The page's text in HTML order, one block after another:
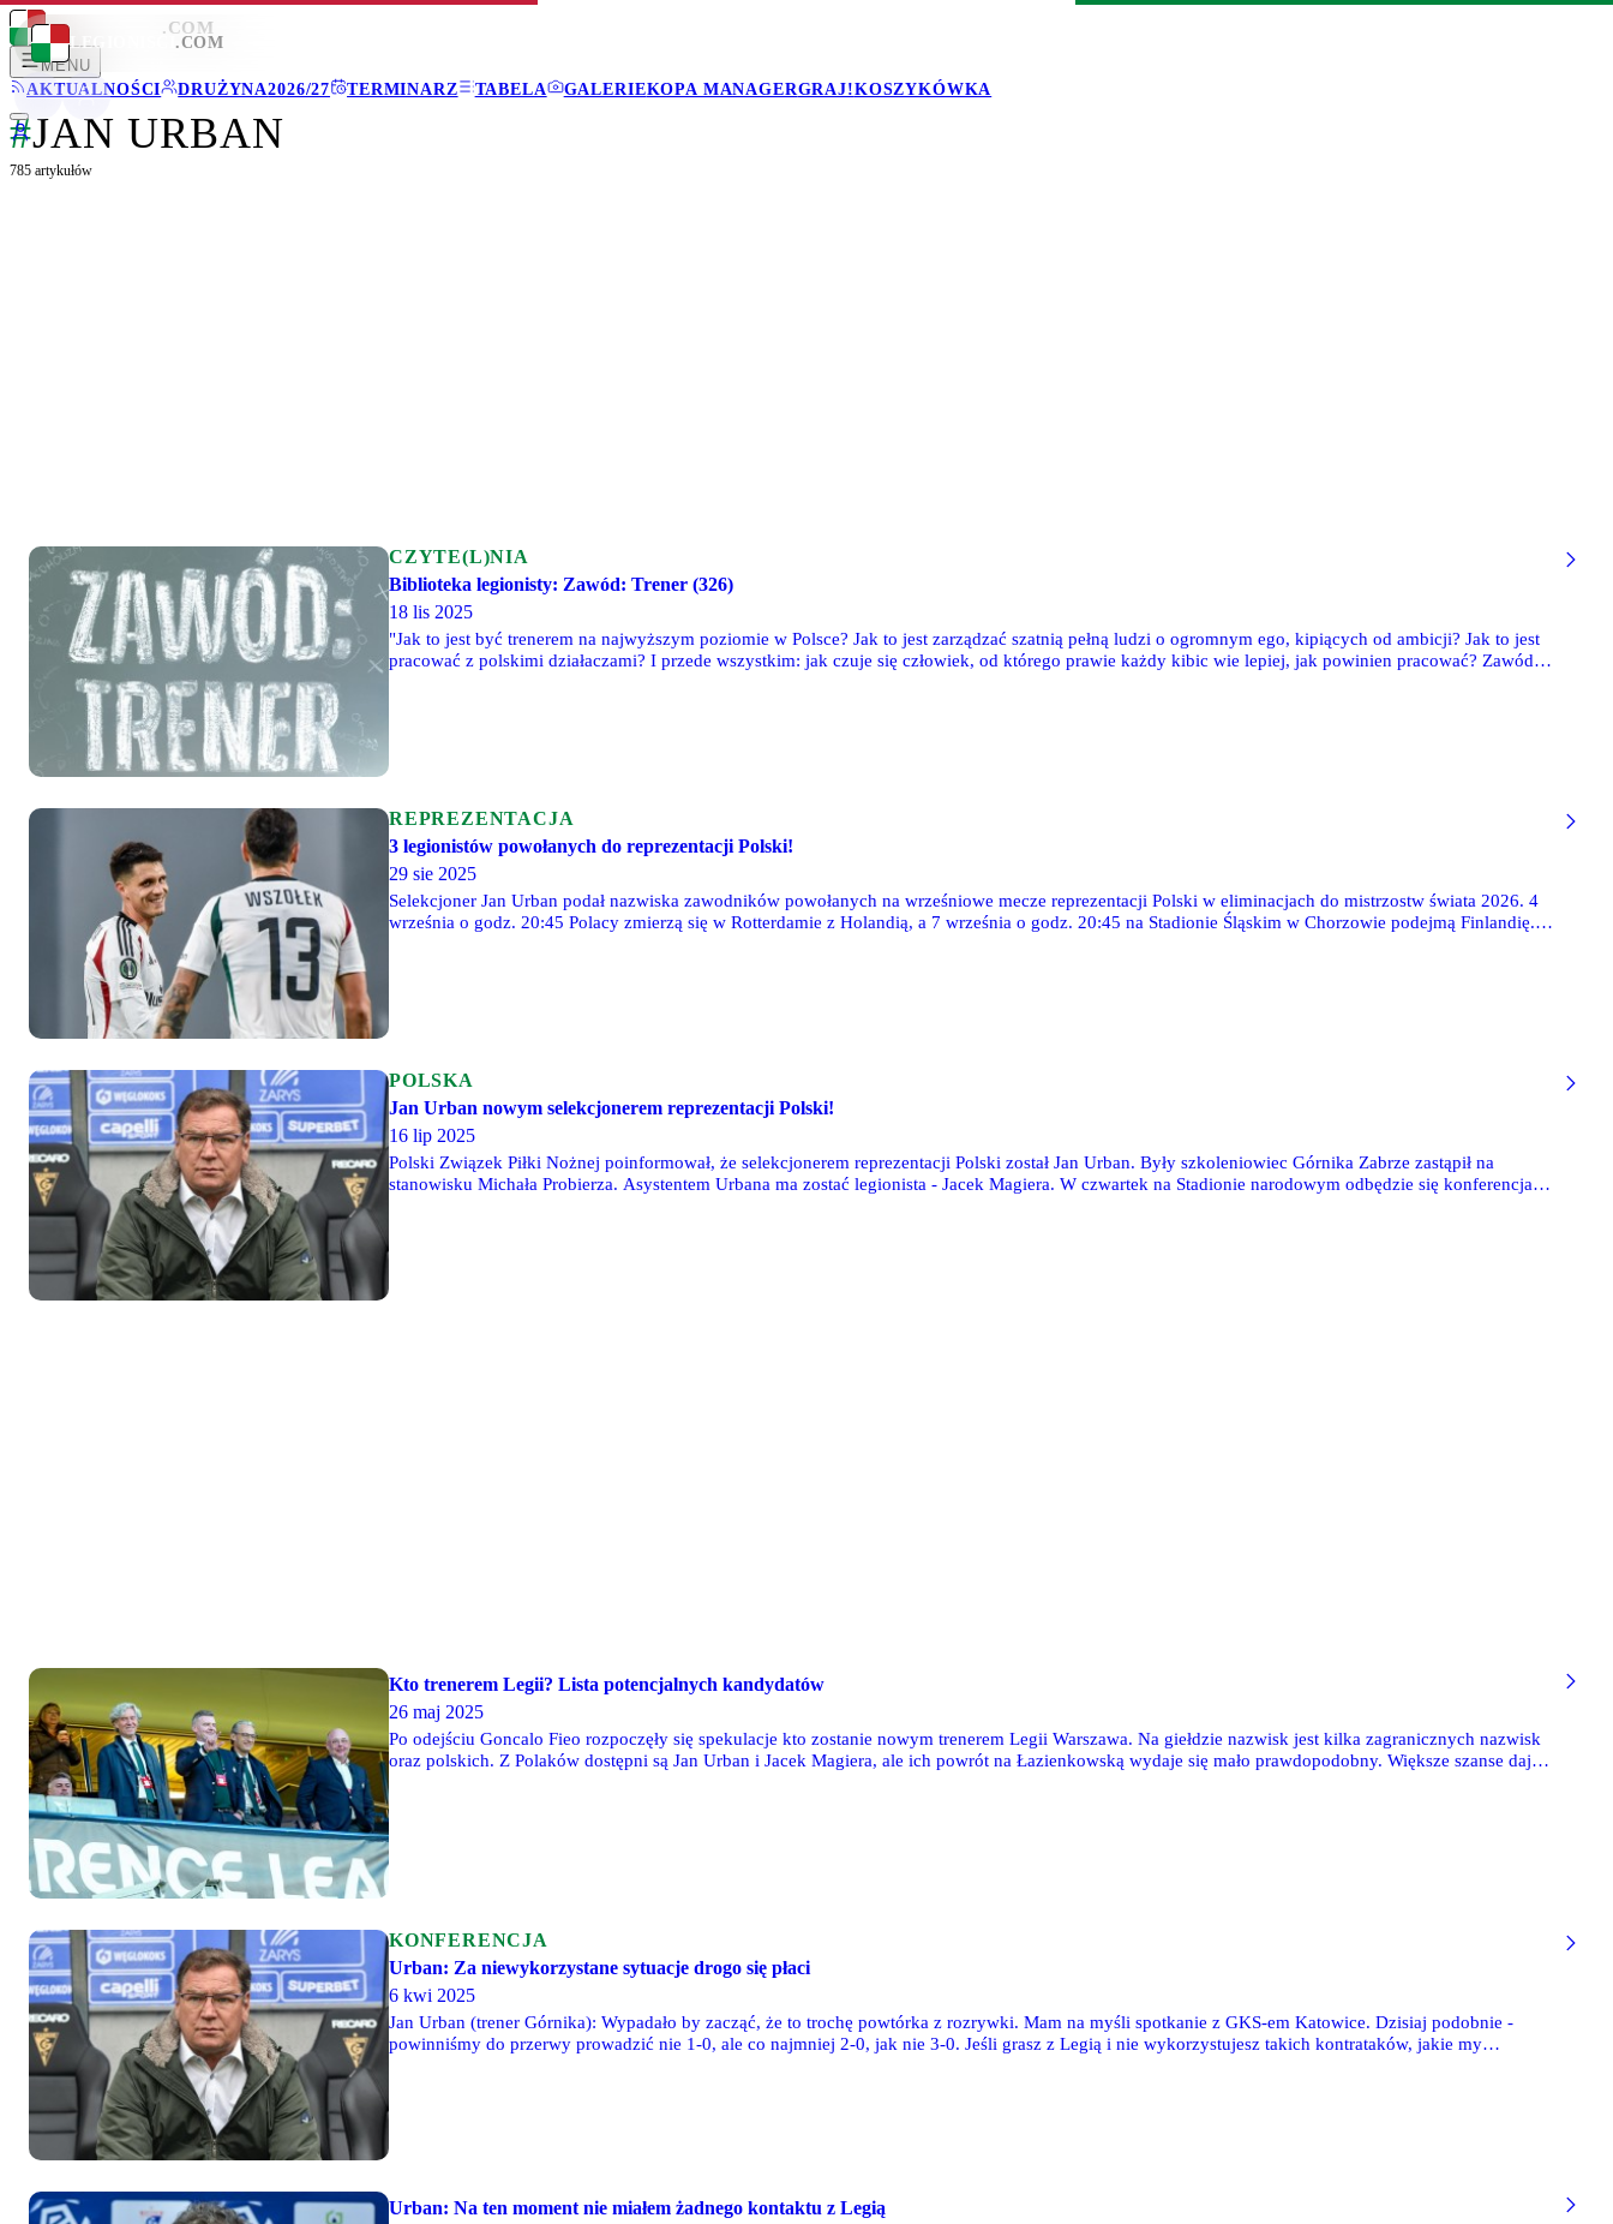
LEGIONISCI .COM
MENU
AKTUALNOŚCI
DRUŻYNA2026/27 TERMINARZ TABELA GALERIEKOPA MANAGERGRAJ!KOSZYKÓWKA
LEGIONISCI .COM
#JAN URBAN
785 artykułów
CZYTE(L)NIA
Biblioteka legionisty: Zawód: Trener (326)
18 lis 2025
"Jak to jest być trenerem na najwyższym poziomie w Polsce? Jak to jest zarządzać szatnią pełną ludzi o ogromnym ego, kipiących od ambicji? Jak to jest
pracować z polskimi działaczami? I przede wszystkim: jak czuje się człowiek, od którego prawie każdy kibic wie lepiej, jak powinien pracować? Zawód:
REPREZENTACJA
3 legionistów powołanych do reprezentacji Polski!
29 sie 2025
Selekcjoner Jan Urban podał nazwiska zawodników powołanych na wrześniowe mecze reprezentacji Polski w eliminacjach do mistrzostw świata 2026. 4
września o godz. 20:45 Polacy zmierzą się w Rotterdamie z Holandią, a 7 września o godz. 20:45 na Stadionie Śląskim w Chorzowie podejmą Finlandię.
POLSKA
Jan Urban nowym selekcjonerem reprezentacji Polski!
16 lip 2025
Polski Związek Piłki Nożnej poinformował, że selekcjonerem reprezentacji Polski został Jan Urban. Były szkoleniowiec Górnika Zabrze zastąpił na
stanowisku Michała Probierza. Asystentem Urbana ma zostać legionista - Jacek Magiera. W czwartek na Stadionie narodowym odbędzie się konferencja
Kto trenerem Legii? Lista potencjalnych kandydatów
26 maj 2025
Po odejściu Goncalo Fieo rozpoczęły się spekulacje kto zostanie nowym trenerem Legii Warszawa. Na giełdzie nazwisk jest kilka zagranicznych nazwisk
oraz polskich. Z Polaków dostępni są Jan Urban i Jacek Magiera, ale ich powrót na Łazienkowską wydaje się mało prawdopodobny. Większe szanse daje
KONFERENCJA
Urban: Za niewykorzystane sytuacje drogo się płaci
6 kwi 2025
Jan Urban (trener Górnika): Wypadało by zacząć, że to trochę powtórka z rozrywki. Mam na myśli spotkanie z GKS-em Katowice. Dzisiaj podobnie -
powinniśmy do przerwy prowadzić nie 1-0, ale co najmniej 2-0, jak nie 3-0. Jeśli grasz z Legią i nie wykorzystujesz takich kontrataków, jakie my
Urban: Na ten moment nie miałem żadnego kontaktu z Legią